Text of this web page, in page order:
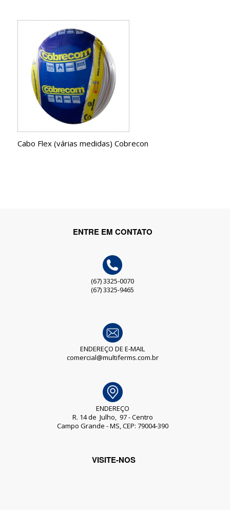
Cabo Flex (várias medidas) Cobrecon
ENTRE EM CONTATO
(67) 3325-0070
(67) 3325-9465
ENDEREÇO DE E-MAIL
comercial@multiferms.com.br
ENDEREÇO
R. 14 de Julho, 97 - Centro
Campo Grande - MS, CEP: 79004-390
VISITE-NOS